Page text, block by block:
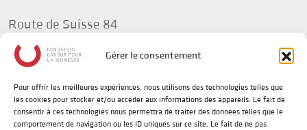
Gérer le consentement
Pour offrir les meilleures expériences, nous utilisons des technologies telles que
les cookies pour stocker et/ou accéder aux informations des appareils. Le fait de
consentir à ces technologies nous permettra de traiter des données telles que le
comportement de navigation ou les ID uniques sur ce site. Le fait de ne pas
Route de Suisse 84
1295 Tannay
Suisse
t +41(0) 58 702 92 34
info@fg-jeunesse.org